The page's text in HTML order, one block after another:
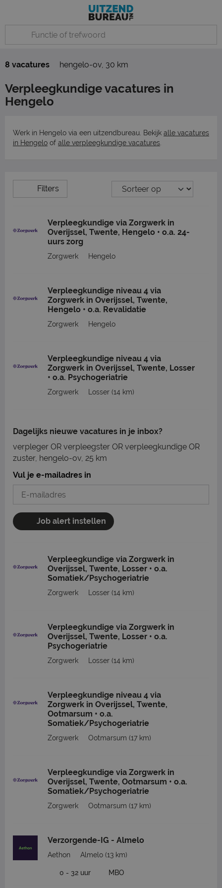
8 vacatures hengelo-ov, 30 km
Verpleegkundige vacatures in
Hengelo
Werk in Hengelo via een uitzendbureau. Bekijk alle vacatures
in Hengelo of alle verpleegkundige vacatures
Filters
Verpleegkundige via Zorgwerk in
Overijssel, Twente, Hengelo • o.a. 24-
uurs zorg
Zorgwerk Hengelo
Verpleegkundige niveau 4 via
Zorgwerk in Overijssel, Twente,
Hengelo • o.a. Revalidatie
Zorgwerk Hengelo
Verpleegkundige niveau 4 via
Zorgwerk in Overijssel, Twente, Losser
• o.a. Psychogeriatrie
Zorgwerk Losser (14 km)
Dagelijks nieuwe vacatures in je inbox?
verpleger OR verpleegster OR verpleegkundige OR
zuster, hengelo-ov, 25 km
Vul je e-mailadres in
Job alert instellen
Verpleegkundige via Zorgwerk in
Overijssel, Twente, Losser • o.a.
Somatiek/Psychogeriatrie
Zorgwerk Losser (14 km)
Verpleegkundige via Zorgwerk in
Overijssel, Twente, Losser • o.a.
Psychogeriatrie
Zorgwerk Losser (14 km)
Verpleegkundige niveau 4 via
Zorgwerk in Overijssel, Twente,
Ootmarsum • o.a.
Somatiek/Psychogeriatrie
Zorgwerk Ootmarsum (17 km)
Verpleegkundige via Zorgwerk in
Overijssel, Twente, Ootmarsum • o.a.
Somatiek/Psychogeriatrie
Zorgwerk Ootmarsum (17 km)
Verzorgende-IG - Almelo
Aethon Almelo (13 km)
0 - 32 uur MBO